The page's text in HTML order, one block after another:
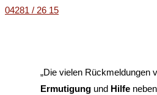
04281 / 26 15
„Die vielen Rückmeldungen
Ermutigung und Hilfe